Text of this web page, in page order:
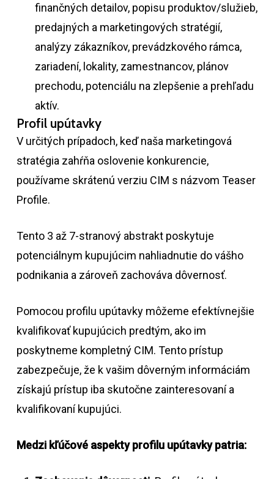
finančných detailov, popisu produktov/služieb,
predajných a marketingových stratégií,
analýzy zákazníkov, prevádzkového rámca,
zariadení, lokality, zamestnancov, plánov
prechodu, potenciálu na zlepšenie a prehľadu
aktív.
Profil upútavky
V určitých prípadoch, keď naša marketingová
stratégia zahŕňa oslovenie konkurencie,
používame skrátenú verziu CIM s názvom Teaser
Profile.
Tento 3 až 7-stranový abstrakt poskytuje
potenciálnym kupujúcim nahliadnutie do vášho
podnikania a zároveň zachováva dôvernosť.
Pomocou profilu upútavky môžeme efektívnejšie
kvalifikovať kupujúcich predtým, ako im
poskytneme kompletný CIM. Tento prístup
zabezpečuje, že k vašim dôverným informáciám
získajú prístup iba skutočne zainteresovaní a
kvalifikovaní kupujúci.
Medzi kľúčové aspekty profilu upútavky patria: